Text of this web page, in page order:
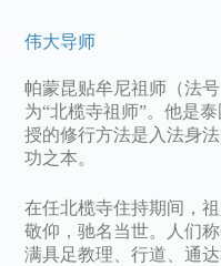
伟大导师
帕蒙昆贴牟尼祖师（法
为“北榄寺祖师”。他是
授的修行方法是入法身
功之本。
在任北榄寺住持期间，
敬仰，驰名当世。人们
满具足教理、行道、通达